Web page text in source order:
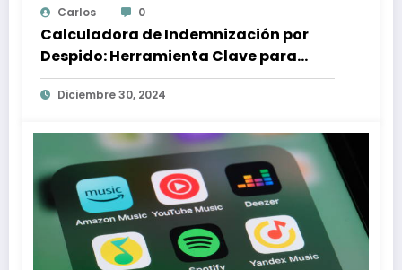
Carlos 0
Calculadora de Indemnización por
Despido: Herramienta Clave para
Proteger tus Derechos Laborales
Diciembre 30, 2024